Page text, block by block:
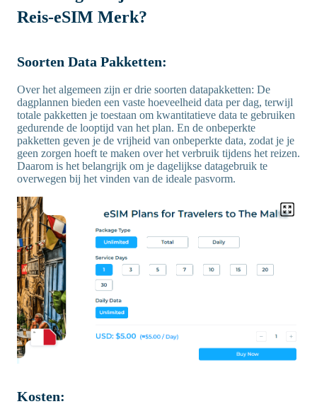
Reis-eSIM Merk?
Soorten Data Pakketten:
Over het algemeen zijn er drie soorten datapakketten: De
dagplannen bieden een vaste hoeveelheid data per dag, terwijl
totale pakketten je toestaan om kwantitatieve data te gebruiken
gedurende de looptijd van het plan. En de onbeperkte
pakketten geven je de vrijheid van onbeperkte data, zodat je je
geen zorgen hoeft te maken over het verbruik tijdens het reizen.
Daarom is het belangrijk om je dagelijkse datagebruik te
overwegen bij het vinden van de ideale pasvorm.
Kosten: